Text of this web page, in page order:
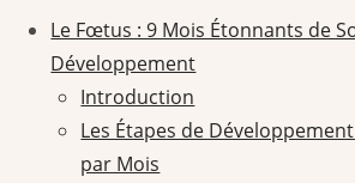
Le Fœtus : 9 Mois Étonnants de
Développement
Introduction
Les Étapes de
par Mois